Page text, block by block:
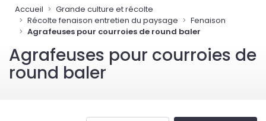
Accueil
Grande culture et récolte
Récolte fenaison entretien du paysage
Fenaison
Agrafeuses pour courroies de round baler
Agrafeuses pour courroies de
round baler